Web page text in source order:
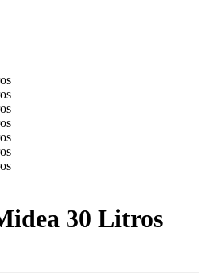
30 Litros